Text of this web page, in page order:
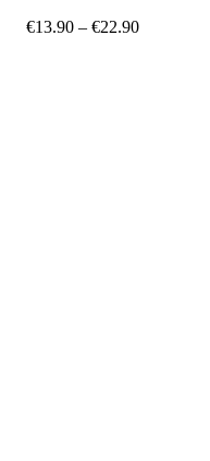
€13.90 – €22.90Price